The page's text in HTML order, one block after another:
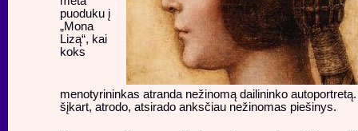
puoduku į
„Mona
Lizą“, kai
koks
menotyrininkas atranda nežinomą dailininko
šįkart, atrodo, atsirado anksčiau nežinomas piešinys.